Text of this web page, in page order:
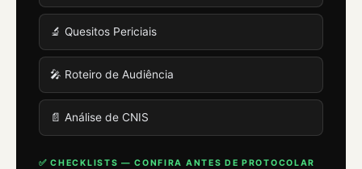
🔬 Quesitos Periciais
🎤 Roteiro de Audiência
📄 Análise de CNIS
✅ CHECKLISTS — CONFIRA ANTES DE PROTOCOLAR